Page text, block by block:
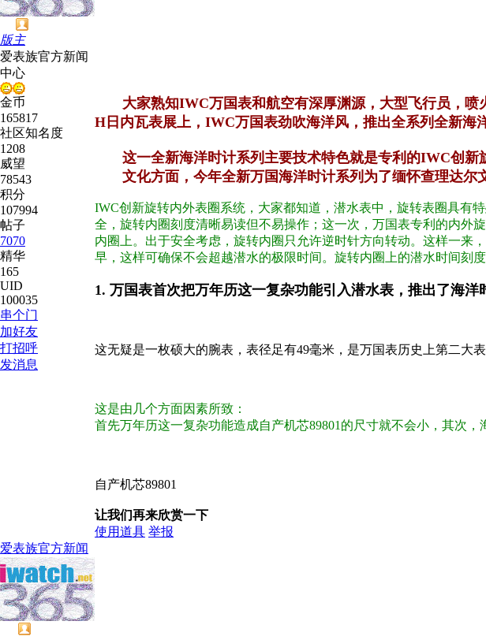
版主
爱表族官方新闻
中心
金币
165817
社区知名度
1208
威望
78543
积分
107994
帖子
7070
精华
165
UID
100035
串个门
加好友
打招呼
发消息
大家熟知IWC万国表和航空有深厚渊源，大型飞行员，喷
H日内瓦表展上，IWC万国表劲吹海洋风，推出全系列全新海
这一全新海洋时计系列主要技术特色就是专利的IWC创新
文化方面，今年全新万国海洋时计系列为了缅怀查理达尔
IWC创新旋转内外表圈系统，大家都知道，潜水表中，旋转表圈具有
全，旋转内圈刻度清晰易读但不易操作；这一次，万国表专利的内外
内圈上。出于安全考虑，旋转内圈只允许逆时针方向转动。这样一来
早，这样可确保不会超越潜水的极限时间。旋转内圈上的潜水时间刻
1. 万国表首次把万年历这一复杂功能引入潜水表，推出了海洋
这无疑是一枚硕大的腕表，表径足有49毫米，是万国表历史上第二大表
这是由几个方面因素所致：
首先万年历这一复杂功能造成自产机芯89801的尺寸就不会小，其次
自产机芯89801
让我们再来欣赏一下
使用道具 举报
爱表族官方新闻